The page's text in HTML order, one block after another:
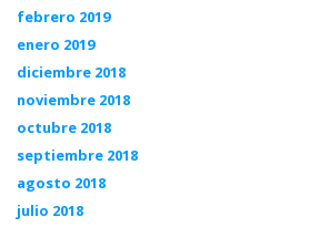
febrero 2019
enero 2019
diciembre 2018
noviembre 2018
octubre 2018
septiembre 2018
agosto 2018
julio 2018